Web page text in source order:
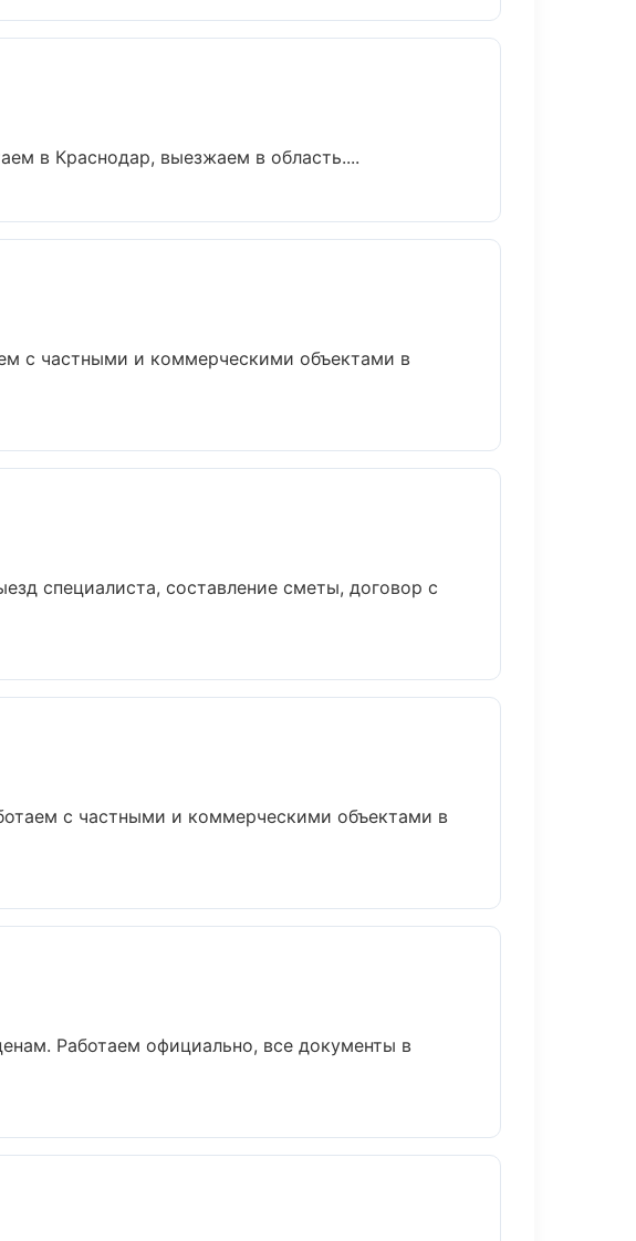
в Краснодар, выезжаем в область....
с частными и коммерческими объектами в
специалиста, составление сметы, договор с
с частными и коммерческими объектами в
Работаем официально, все документы в